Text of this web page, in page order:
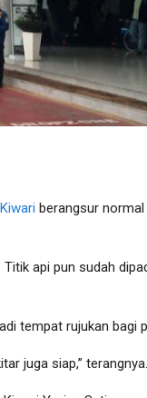
berangsur normal
api pun sudah
tempat rujukan bagi
juga siap,” terangnya.